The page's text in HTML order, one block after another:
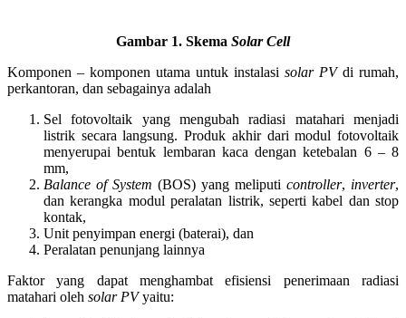
Gambar 1. Skema Solar Cell
Komponen – komponen utama untuk instalasi solar PVdi rumah,
perkantoran, dan sebagainya adalah
Sel fotovoltaik yang mengubah radiasi matahari menjadi
listrik secara langsung. Produk akhir dari modul fotovoltaik
menyerupai bentuk lembaran kaca dengan ketebalan 6 – 8
mm,
Balance of System (BOS) yang meliputi controller, inverter,
dan kerangka modul peralatan listrik, seperti kabel dan stop
kontak,
Unit penyimpan energi (baterai), dan
Peralatan penunjang lainnya
Faktor yang dapat menghambat efisiensi penerimaan radiasi
matahari oleh solar PVyaitu: